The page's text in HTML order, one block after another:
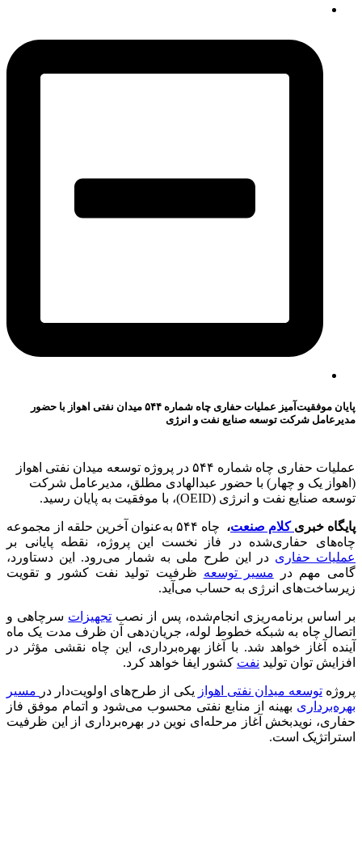
پایان موفقیت‌آمیز عملیات حفاری چاه شماره ۵۴۴ میدان نفتی اهواز با حضور
مدیرعامل شرکت توسعه صنایع نفت و انرژی
عملیات حفاری چاه شماره ۵۴۴ در پروژه توسعه میدان نفتی اهواز
(اهواز یک و چهار) با حضور عبدالهادی مطلق، مدیرعامل شرکت
توسعه صنایع نفت و انرژی (OEID)، با موفقیت به پایان رسید.
پایگاه خبری کلام صنعت،
چاه ۵۴۴ به‌عنوان آخرین حلقه از مجموعه
چاه‌های حفاری‌شده در فاز نخست این پروژه، نقطه پایانی بر
عملیات حفاری در این طرح ملی به شمار می‌رود. این دستاورد،
گامی مهم در مسیر توسعه ظرفیت تولید نفت کشور و تقویت
زیرساخت‌های انرژی به حساب می‌آید.
بر اساس برنامه‌ریزی انجام‌شده، پس از نصب تجهیزات سرچاهی و
اتصال چاه به شبکه خطوط لوله، جریان‌دهی آن ظرف مدت یک ماه
آینده آغاز خواهد شد. با آغاز بهره‌برداری، این چاه نقشی مؤثر در
افزایش توان تولید نفت کشور ایفا خواهد کرد.
پروژهتوسعه میدان نفتی اهواز یکی از طرح‌های اولویت‌دار در مسیر
بهره‌برداری بهینه از منابع نفتی محسوب می‌شود و اتمام موفق فاز
حفاری، نویدبخش آغاز مرحله‌ای نوین در بهره‌برداری از این ظرفیت
استراتژیک است.